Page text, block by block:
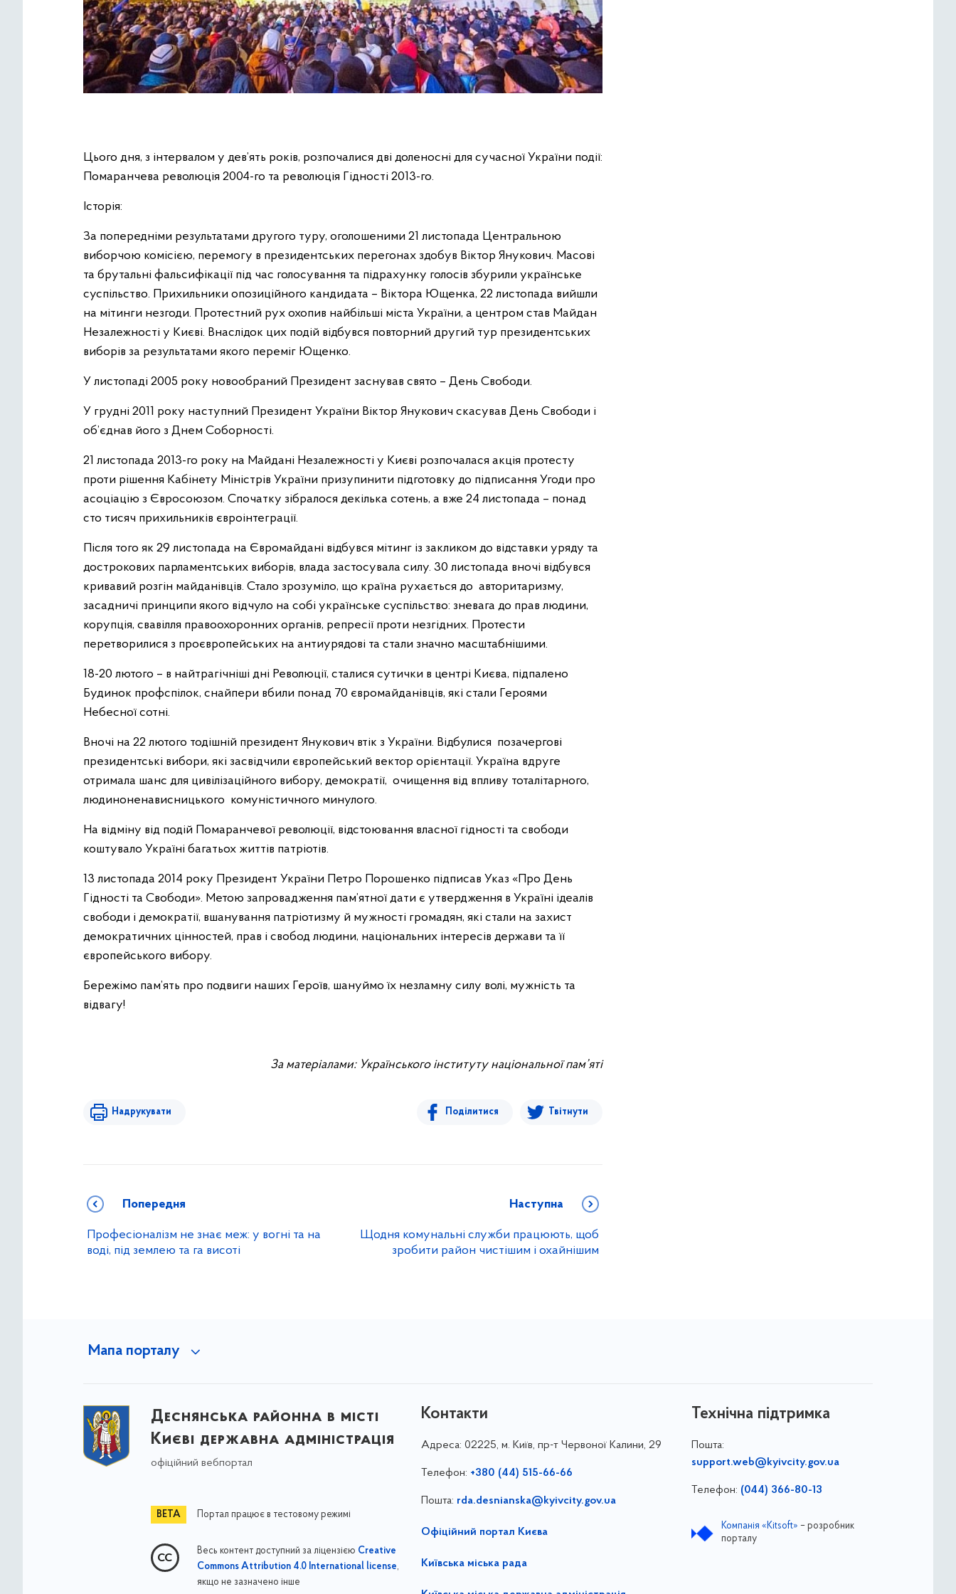
Цього дня, з інтервалом у дев’ять років, розпочалися дві доленосні для сучасної України події:
Помаранчева революція 2004-го та революція Гідності 2013-го.
Історія:
За попередніми результатами другого туру, оголошеними 21 листопада Центральною
виборчою комісією, перемогу в президентських перегонах здобув Віктор Янукович. Масові
та брутальні фальсифікації під час голосування та підрахунку голосів збурили українське
суспільство. Прихильники опозиційного кандидата – Віктора Ющенка, 22 листопада вийшли
на мітинги незгоди. Протестний рух охопив найбільші міста України, а центром став Майдан
Незалежності у Києві. Внаслідок цих подій відбувся повторний другий тур президентських
виборів за результатами якого переміг Ющенко.
У листопаді 2005 року новообраний Президент заснував свято – День Свободи.
У грудні 2011 року наступний Президент України Віктор Янукович скасував День Свободи і
об’єднав його з Днем Соборності.
21 листопада 2013-го року на Майдані Незалежності у Києві розпочалася акція протесту
проти рішення Кабінету Міністрів України призупинити підготовку до підписання Угоди про
асоціацію з Євросоюзом. Спочатку зібралося декілька сотень, а вже 24 листопада – понад
сто тисяч прихильників євроінтеграції.
Після того як 29 листопада на Євромайдані відбувся мітинг із закликом до відставки уряду та
дострокових парламентських виборів, влада застосувала силу. 30 листопада вночі відбувся
кривавий розгін майданівців. Стало зрозуміло, що країна рухається до авторитаризму,
засадничі принципи якого відчуло на собі українське суспільство: зневага до прав людини,
корупція, свавілля правоохоронних органів, репресії проти незгідних. Протести
перетворилися з проєвропейських на антиурядові та стали значно масштабнішими.
18-20 лютого – в найтрагічніші дні Революції, сталися сутички в центрі Києва, підпалено
Будинок профспілок, снайпери вбили понад 70 євромайданівців, які стали Героями
Небесної сотні.
Вночі на 22 лютого тодішній президент Янукович втік з України. Відбулися позачергові
президентські вибори, які засвідчили європейський вектор орієнтації. Україна вдруге
отримала шанс для цивілізаційного вибору, демократії, очищення від впливу тоталітарного,
людиноненависницького комуністичного минулого.
На відміну від подій Помаранчевої революції, відстоювання власної гідності та свободи
коштувало Україні багатьох життів патріотів.
13 листопада 2014 року Президент України Петро Порошенко підписав Указ «Про День
Гідності та Свободи». Метою запровадження пам’ятної дати є утвердження в Україні ідеалів
свободи і демократії, вшанування патріотизму й мужності громадян, які стали на захист
демократичних цінностей, прав і свобод людини, національних інтересів держави та її
європейського вибору.
Бережімо пам’ять про подвиги наших Героїв, шануймо їх незламну силу волі, мужність та
відвагу!
За матеріалами: Українського інституту національної пам’яті
Надрукувати Поділитися Твітнути
Попередня
Професіоналізм не знає меж: у вогні та на
воді, під землею та га висоті
Наступна
Щодня комунальні служби працюють, щоб
зробити район чистішим і охайнішим
Мапа порталу
Деснянська районна в місті
Києві державна адміністрація
офіційний вебпортал
Портал працює в тестовому режимі
Весь контент доступний за ліцензією Creative
Commons Attribution 4.0 International license,
якщо не зазначено інше
Контакти
Адреса: 02225, м. Київ, пр-т Червоної Калини, 29
Телефон: +380 (44) 515-66-66
Пошта: rda.desnianska@kyivcity.gov.ua
Офіційний портал Києва
Київська міська рада
Технічна підтримка
Пошта:
support.web@kyivcity.gov.ua
Телефон: (044) 366-80-13
Компанія «Kitsoft» – розробник
порталу